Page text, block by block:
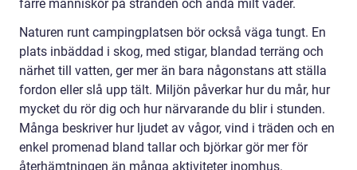
färre människor på stranden och ändå milt väder.
Naturen runt campingplatsen bör också väga tungt. En
plats inbäddad i skog, med stigar, blandad terräng och
närhet till vatten, ger mer än bara någonstans att ställa
fordon eller slå upp tält. Miljön påverkar hur du mår, hur
mycket du rör dig och hur närvarande du blir i stunden.
Många beskriver hur ljudet av vågor, vind i träden och en
enkel promenad bland tallar och björkar gör mer för
återhämtningen än många aktiviteter inomhus.